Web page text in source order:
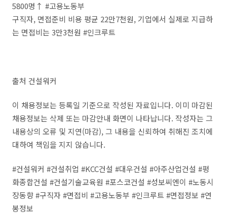
5800명↑ #고용노동부
구직자, 면접준비 비용 평균 22만7천원, 기업에서 실제로 지급하
는 면접비는 3만3천원 #인크루트
출처 건설워커
이 채용정보는 등록일 기준으로 작성된 자료입니다. 이미 마감된
채용정보는 삭제 또는 마감안내 화면이 나타납니다. 작성자는 그
내용상의 오류 및 지연(마감), 그 내용을 신뢰하여 취해진 조치에
대하여 책임을 지지 않습니다.
#건설워커 #건설취업 #KCC건설 #대우건설 #아주산업건설 #평
화종합건설 #건설기술교육원 #포스코건설 #성보씨엔이 #노동시
장동향 #구직자 #면접비 #고용노동부 #인크루트 #면접정보 #연
봉정보